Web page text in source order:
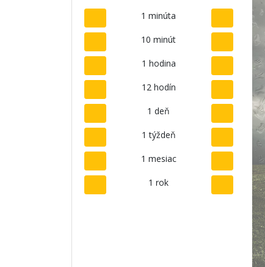
1 minúta
10 minút
1 hodina
12 hodín
1 deň
1 týždeň
1 mesiac
1 rok